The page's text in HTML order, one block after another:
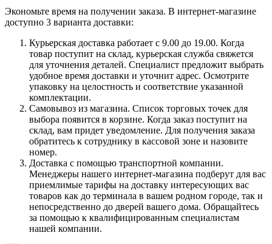
Экономьте время на получении заказа. В интернет-магазине
доступно 3 варианта доставки:
Курьерская доставка работает с 9.00 до 19.00. Когда
товар поступит на склад, курьерская служба свяжется
для уточнения деталей. Специалист предложит выбрать
удобное время доставки и уточнит адрес. Осмотрите
упаковку на целостность и соответствие указанной
комплектации.
Самовывоз из магазина. Список торговых точек для
выбора появится в корзине. Когда заказ поступит на
склад, вам придет уведомление. Для получения заказа
обратитесь к сотруднику в кассовой зоне и назовите
номер.
Доставка с помощью транспортной компании.
Менеджеры нашего интернет-магазина подберут для вас
приемлимые тарифы на доставку интересующих вас
товаров как до терминала в вашем родном городе, так и
непосредственно до дверей вашего дома. Обращайтесь
за помощью к квалифицированным специалистам
нашей компании.